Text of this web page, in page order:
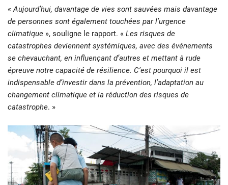
«Aujourd’hui, davantage de vies sont sauvées mais davantage
de personnes sont également touchées par l’urgence
climatique », souligne le rapport. « Les risques de
catastrophes deviennent systémiques, avec des événements
se chevauchant, en influençant d’autres et mettant à rude
épreuve notre capacité de résilience. C’est pourquoi il est
indispensable d’investir dans la prévention, l’adaptation au
changement climatique et la réduction des risques de
catastrophe. »